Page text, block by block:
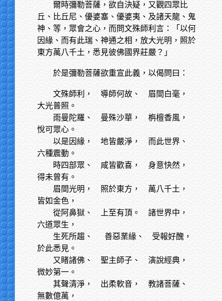
爾時彌勒菩薩，欲自決疑，又觀四眾比
丘、比丘尼、優婆塞、優婆夷、及諸天龍、鬼
神、等，眾會之心，而問文殊師利言：「以何
因緣、而有此瑞、神通之相，放大光明，照於
東方萬八千土，悉見彼佛國界莊嚴？」
於是彌勒菩薩欲重宣此義，以偈問曰：
文殊師利，
導師何故、 眉間白毫，
大光普照。
雨曼陀羅、
曼殊沙華， 栴檀香風，
悅可眾心。
以是因緣，
地皆嚴淨， 而此世界、
六種震動。
時四部眾、
咸皆歡喜， 身意快然，
得未曾有。
眉間光明，
照於東方， 萬八千土，
皆如金色，
從阿鼻獄、
上至有頂。 諸世界中，
六道眾生，
生死所趨、
善惡業緣、 受報好醜，
於此悉見。
又睹諸佛、
聖主師子、 演說經典，
微妙第一。
其聲清淨，
出柔軟音， 教諸菩薩、
無數億萬，